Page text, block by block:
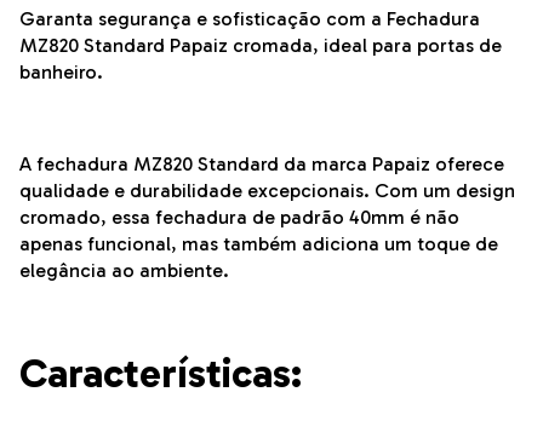
Garanta segurança e sofisticação com a Fechadura
MZ820 Standard Papaiz cromada, ideal para portas de
banheiro.
A fechadura MZ820 Standard da marca Papaiz oferece
qualidade e durabilidade excepcionais. Com um design
cromado, essa fechadura de padrão 40mm é não
apenas funcional, mas também adiciona um toque de
elegância ao ambiente.
Características: